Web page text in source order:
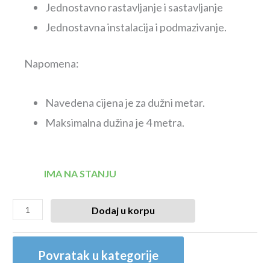
Jednostavno rastavljanje i sastavljanje
Jednostavna instalacija i podmazivanje.
Napomena:
Navedena cijena je za dužni metar.
Maksimalna dužina je 4 metra.
IMA NA STANJU
Dodaj u korpu
Povratak u kategorije